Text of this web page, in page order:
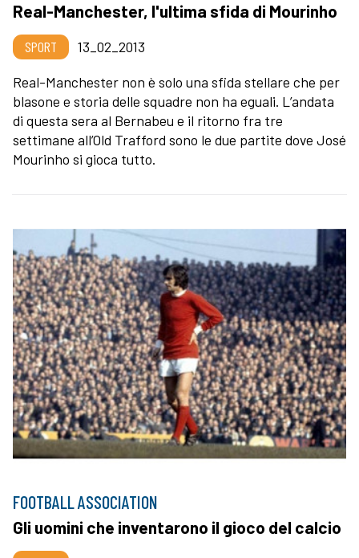
Real-Manchester, l'ultima sfida di Mourinho
SPORT
13_02_2013
Real-Manchester non è solo una sfida stellare che per
blasone e storia delle squadre non ha eguali. L’andata
di questa sera al Bernabeu e il ritorno fra tre
settimane all’Old Trafford sono le due partite dove José
Mourinho si gioca tutto.
FOOTBALL ASSOCIATION
Gli uomini che inventarono il gioco del calcio